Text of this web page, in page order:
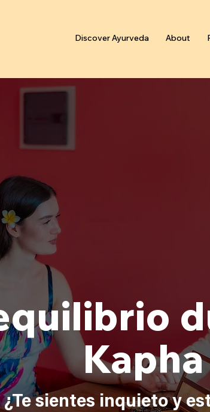
Discover Ayurveda About
Kapha
¿Te sientes inquieto y